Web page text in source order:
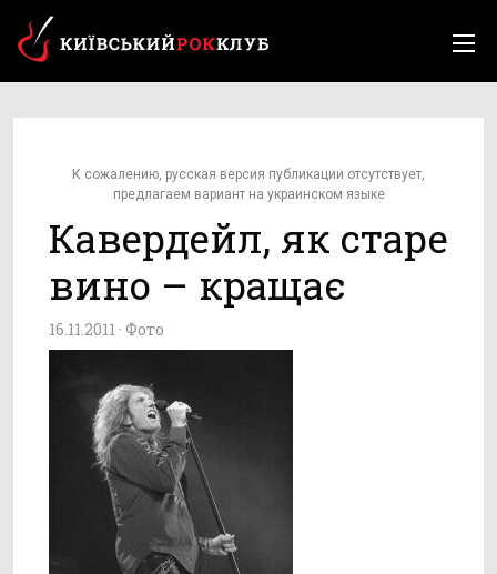
К сожалению, русская версия публикации отсутствует,
предлагаем вариант на украинском языке
Кавердейл, як старе
вино – кращає
16.11.2011 · Фото